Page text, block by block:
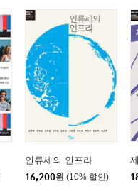
인류세의 인프라
16,200원 (10% 할인)